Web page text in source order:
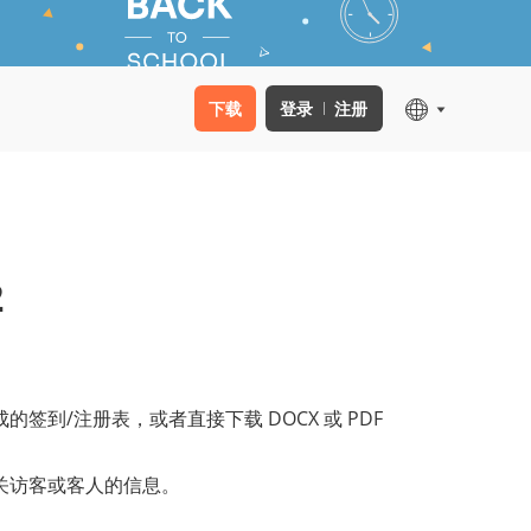
下载 登录 注册
签到/注册表，或者直接下载 DOCX 或 PDF
客或客人的信息。